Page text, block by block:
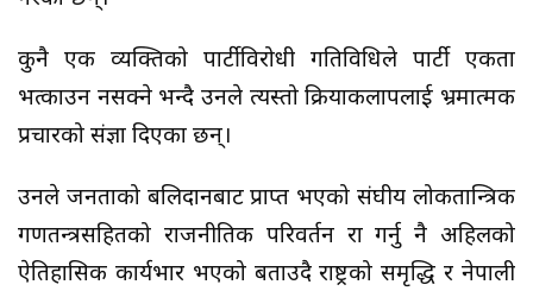
कुनै एक व्यक्तिको पार्टीविरोधी गतिविधिले पार्टी एकता
भत्काउन नसक्ने भन्दै उनले त्यस्तो क्रियाकलापलाई भ्रमात्मक
प्रचारको संज्ञा दिएका छन्।
उनले जनताको बलिदानबाट प्राप्त भएको संघीय लोकतान्त्रिक
गणतन्त्रसहितको राजनीतिक परिवर्तन रक्षा गर्नु नै अहिलको
ऐतिहासिक कार्यभार भएको बताउदै राष्ट्रको समृद्धि र नेपाली